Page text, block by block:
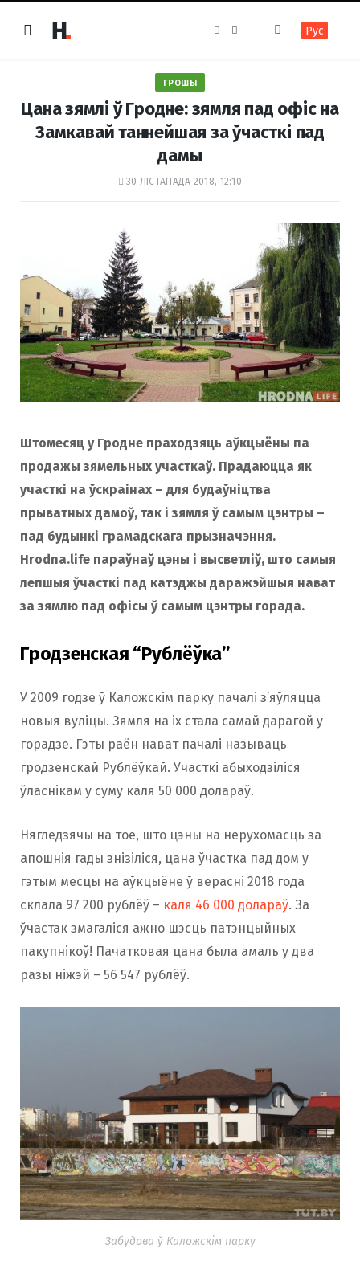
e
k
t
a
m
Рус
ГРОШЫ
Цана зямлі ў Гродне: зямля пад офіс на
Замкавай таннейшая за ўчасткі пад
дамы
30 ЛІСТАПАДА 2018, 12:10
Штомесяц у Гродне праходзяць аўкцыёны па
продажы зямельных участкаў. Прадаюцца як
участкі на ўскраінах – для будаўніцтва
прыватных дамоў, так і зямля ў самым цэнтры –
пад будынкі грамадскага прызначэння.
Hrodna.life параўнаў цэны і высветліў, што самыя
лепшыя ўчасткі пад катэджы даражэйшыя нават
за зямлю пад офісы ў самым цэнтры горада.
Гродзенская “Рублёўка”
У 2009 годзе ў Каложскім парку пачалі з’яўляцца
новыя вуліцы. Зямля на іх стала самай дарагой у
горадзе. Гэты раён нават пачалі называць
гродзенскай Рублёўкай. Участкі абыходзіліся
ўласнікам у суму каля 50 000 долараў.
Нягледзячы на тое, што цэны на нерухомасць за
апошнія гады знізіліся, цана ўчастка пад дом у
гэтым месцы на аўкцыёне ў верасні 2018 года
склала 97 200 рублёў – каля 46 000 долараў. За
ўчастак змагаліся ажно шэсць патэнцыйных
пакупнікоў! Пачатковая цана была амаль у два
разы ніжэй – 56 547 рублёў.
Забудова ў Каложскім парку